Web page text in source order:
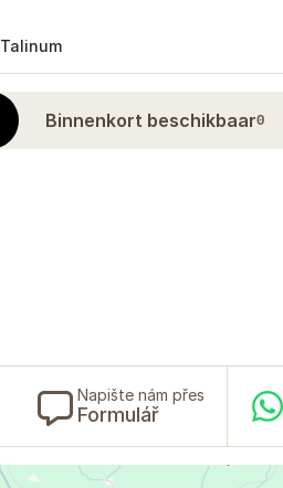
Talinum
Binnenkort beschikbaar0
Napište nám přes
Formulář